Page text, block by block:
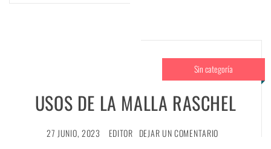
Sin categoría
USOS DE LA MALLA RASCHEL
27 JUNIO, 2023 EDITOR DEJAR UN COMENTARIO